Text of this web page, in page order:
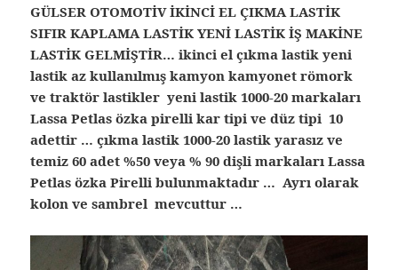
GÜLSER OTOMOTİV İKİNCİ EL ÇIKMA LASTİK
SIFIR KAPLAMA LASTİK YENİ LASTİK İŞ MAKİNE
LASTİK GELMİŞTİR… ikinci el çıkma lastik yeni
lastik az kullanılmış kamyon kamyonet römork
ve traktör lastikler yeni lastik 1000-20 markaları
Lassa Petlas özka pirelli kar tipi ve düz tipi 10
adettir … çıkma lastik 1000-20 lastik yarasız ve
temiz 60 adet %50 veya % 90 dişli markaları Lassa
Petlas özka Pirelli bulunmaktadır … Ayrı olarak
kolon ve sambrel mevcuttur …